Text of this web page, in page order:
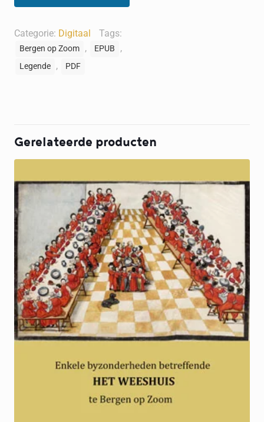
Categorie: Digitaal Tags:
Bergen op Zoom , EPUB ,
Legende , PDF
Gerelateerde producten